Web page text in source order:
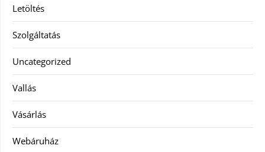
Letöltés
Szolgáltatás
Uncategorized
Vallás
Vásárlás
Webáruház